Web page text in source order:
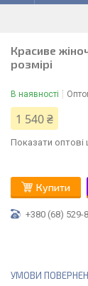
Красиве
розмірі
В наявності
1 540 ₴
Показати оптові
Купити
+380 (68) 529-